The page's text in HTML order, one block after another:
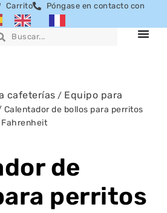
Carrito Póngase en contacto con
cafeterías / Equipo para
Calentador de bollos para perritos
de
perritos